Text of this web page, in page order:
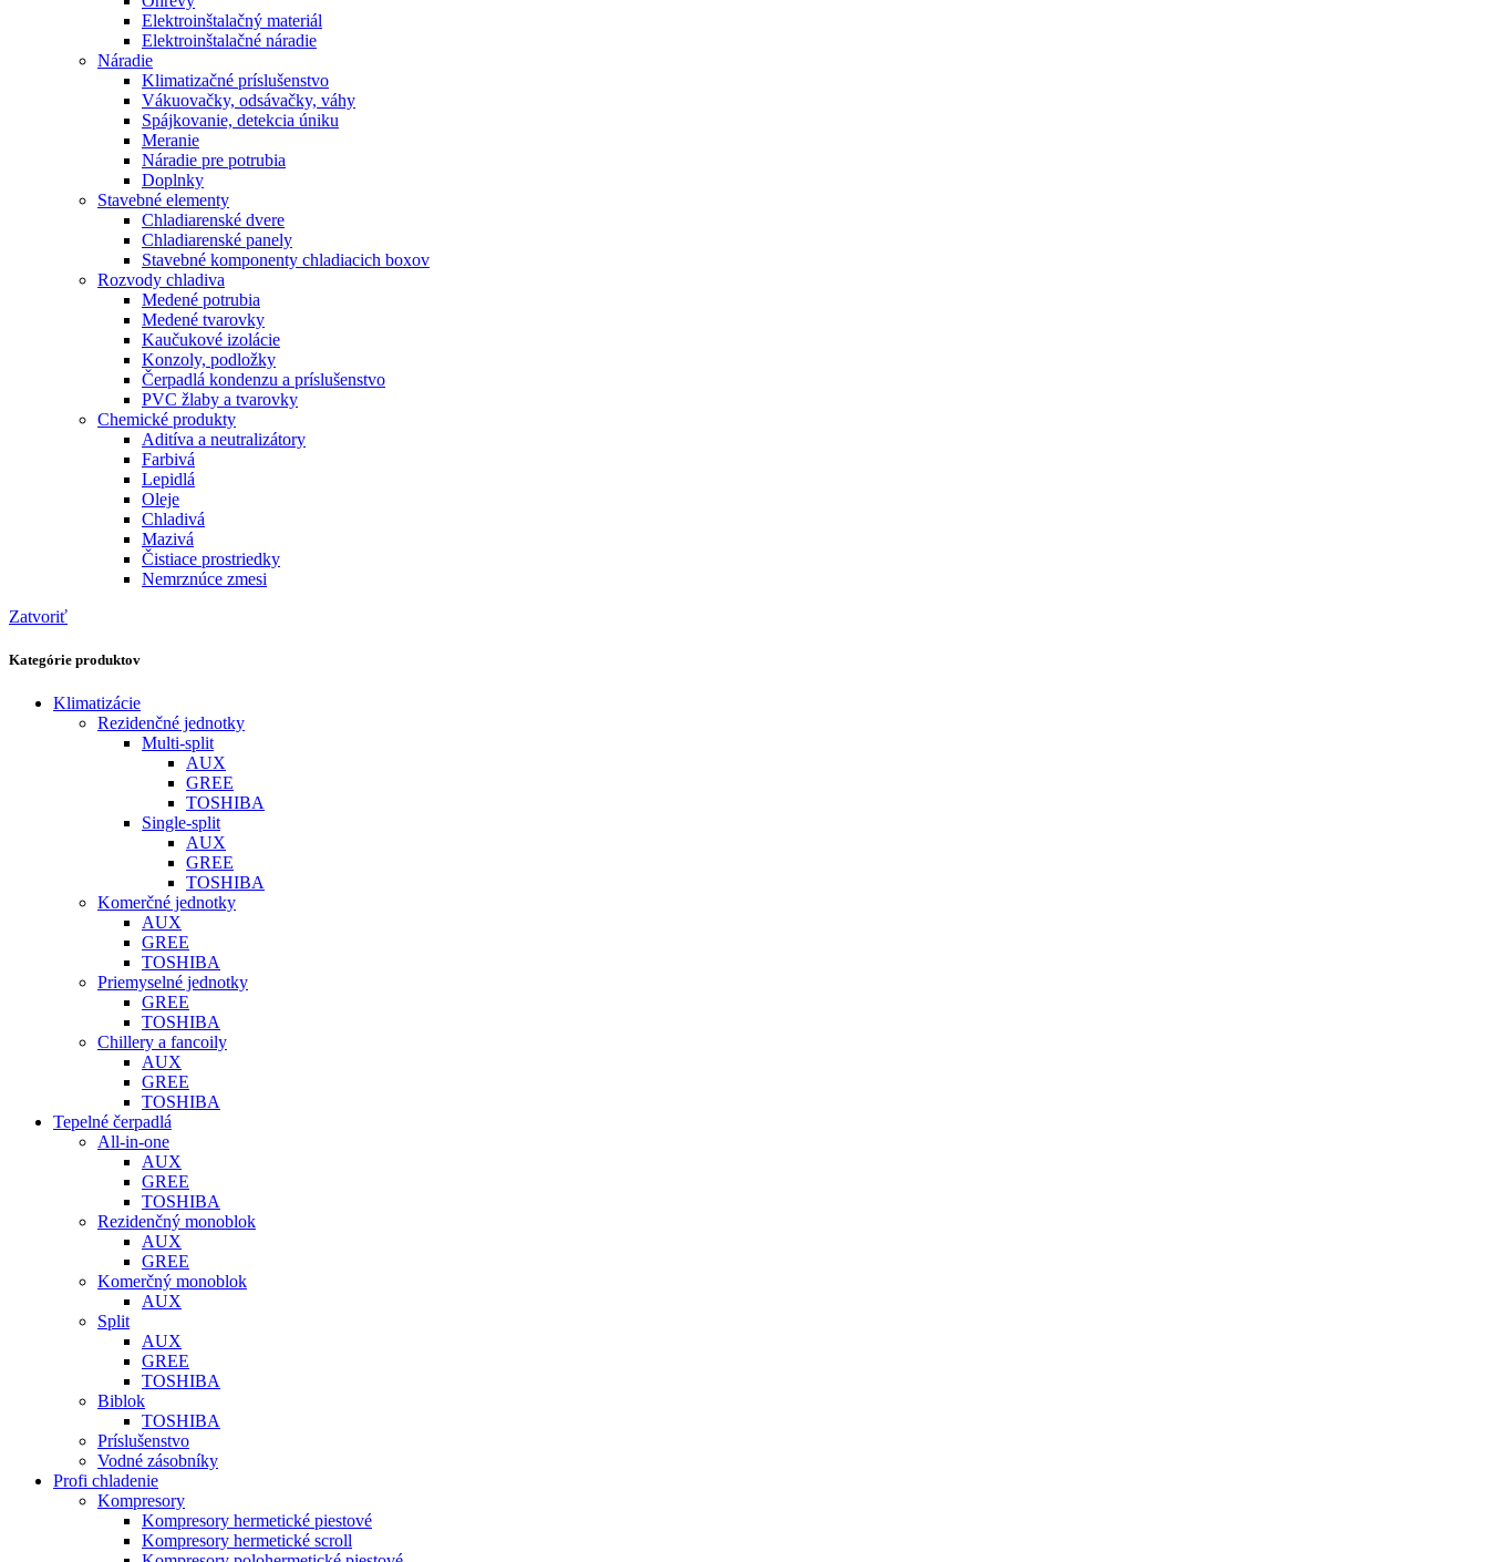
Elektroinštalačný materiál
Elektroinštalačné náradie
Náradie
Klimatizačné príslušenstvo
Vákuovačky, odsávačky, váhy
Spájkovanie, detekcia úniku
Meranie
Náradie pre potrubia
Doplnky
Stavebné elementy
Chladiarenské dvere
Chladiarenské panely
Stavebné komponenty chladiacich boxov
Rozvody chladiva
Medené potrubia
Medené tvarovky
Kaučukové izolácie
Konzoly, podložky
Čerpadlá kondenzu a príslušenstvo
PVC žlaby a tvarovky
Chemické produkty
Aditíva a neutralizátory
Farbivá
Lepidlá
Oleje
Chladivá
Mazivá
Čistiace prostriedky
Nemrznúce zmesi
Zatvoriť
Kategórie produktov
Klimatizácie
Rezidenčné jednotky
Multi-split
AUX
GREE
TOSHIBA
Single-split
AUX
GREE
TOSHIBA
Komerčné jednotky
AUX
GREE
TOSHIBA
Priemyselné jednotky
GREE
TOSHIBA
Chillery a fancoily
AUX
GREE
TOSHIBA
Tepelné čerpadlá
All-in-one
AUX
GREE
TOSHIBA
Rezidenčný monoblok
AUX
GREE
Komerčný monoblok
AUX
Split
AUX
GREE
TOSHIBA
Biblok
TOSHIBA
Príslušenstvo
Vodné zásobníky
Profi chladenie
Kompresory
Kompresory hermetické piestové
Kompresory hermetické scroll